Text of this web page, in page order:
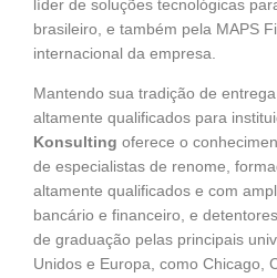
líder de soluções tecnológicas
brasileiro, e também pela MAPS
internacional da empresa.
Mantendo sua tradição de
altamente qualificados para
Konsulting oferece o
de especialistas de renome,
altamente qualificados e com
bancário e financeiro, e
de graduação pelas principais
Unidos e Europa, como Chicago,